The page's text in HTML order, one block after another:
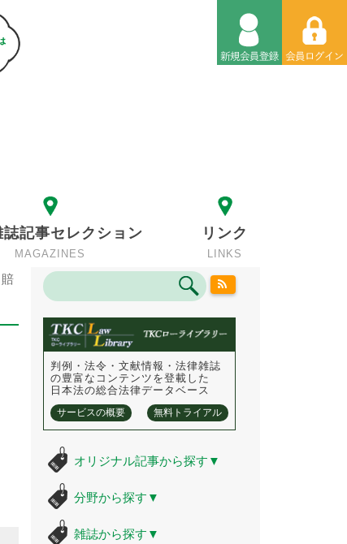
誌記事セレクション
MAGAZINES
リンク
LINKS
判例・法令・文献情報・法律雑誌
の豊富なコンテンツを登載した
日本法の総合法律データベース
サービスの概要 無料トライアル
オリジナル記事から探す ▼
分野から探す ▼
雑誌から探す ▼